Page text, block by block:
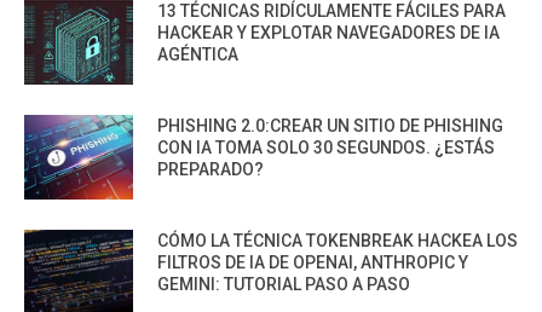
13 TÉCNICAS RIDÍCULAMENTE FÁCILES PARA
HACKEAR Y EXPLOTAR NAVEGADORES DE IA
AGÉNTICA
PHISHING 2.0:CREAR UN SITIO DE PHISHING
CON IA TOMA SOLO 30 SEGUNDOS. ¿ESTÁS
PREPARADO?
CÓMO LA TÉCNICA TOKENBREAK HACKEA LOS
FILTROS DE IA DE OPENAI, ANTHROPIC Y
GEMINI: TUTORIAL PASO A PASO